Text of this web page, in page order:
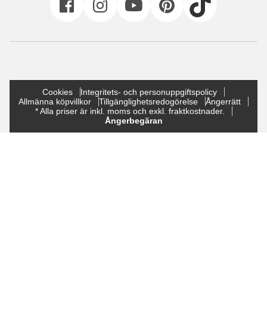
Cookies
Integritets- och personuppgiftspolicy
Allmänna köpvillkor
Tillgänglighetsredogörelse
Ångerrätt
* Alla priser är inkl. moms och exkl. fraktkostnader.
Ångerbegäran